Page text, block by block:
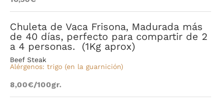
Chuleta de Vaca Frisona, Madurada más
de 40 días, perfecto para compartir de 2
a 4 personas. (1Kg aprox)
Beef Steak
Alérgenos: trigo (en la guarnición)
8,00€/100gr.